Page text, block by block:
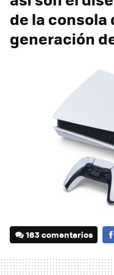
de la consola
generación
163 comentarios